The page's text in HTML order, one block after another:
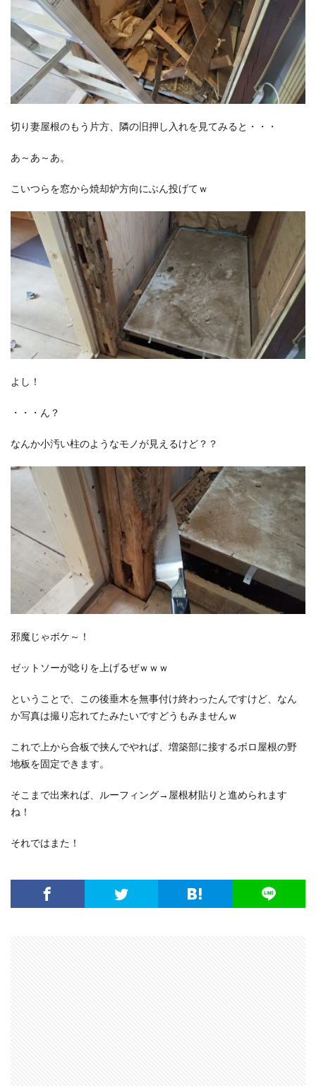
切り妻屋根のもう片方、隣の旧押し入れを見てみると・・・
あ～あ～あ。
こいつらを窓から焼却炉方向にぶん投げてｗ
よし！
・・・ん？
なんか小汚い柱のようなモノが見えるけど？？
邪魔じゃボケ～！
ゼットソーが唸りを上げるぜｗｗｗ
ということで、この後垂木を無事付け終わったんですけど、なん
か写真は撮り忘れてたみたいですどうもみませんｗ
これで上から合板で挟んでやれば、増築部に接するボロ屋根の野
地板を固定できます。
そこまで出来れば、ルーフィング→屋根材貼りと進められます
ね！
それではまた！